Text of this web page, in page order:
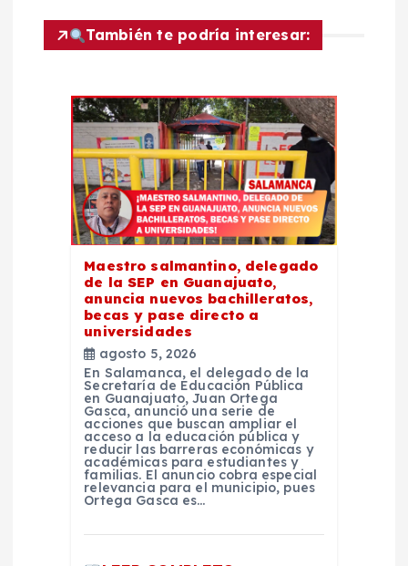
a
También te podría interesar:
Maestro salmantino, delegado
de la SEP en Guanajuato,
anuncia nuevos bachilleratos,
becas y pase directo a
universidades
agosto 5, 2026
En Salamanca, el delegado de la
Secretaría de Educación Pública
en Guanajuato, Juan Ortega
Gasca, anunció una serie de
acciones que buscan ampliar el
acceso a la educación pública y
reducir las barreras económicas y
académicas para estudiantes y
familias. El anuncio cobra especial
relevancia para el municipio, pues
Ortega Gasca es…